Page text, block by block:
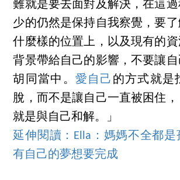
難就是要去面對及解決，在這
少的仍然是保持自我察覺，要
什麼樣的位置上，以及現有的
背景帶給自己的影響，不要讓
胡同當中。 愛自己 的方式就是
脫，而不是讓自己一直被困住，
就是與自己和解。」
延伸閱讀：Ella：媽媽不全都
有自己的夢想要完成